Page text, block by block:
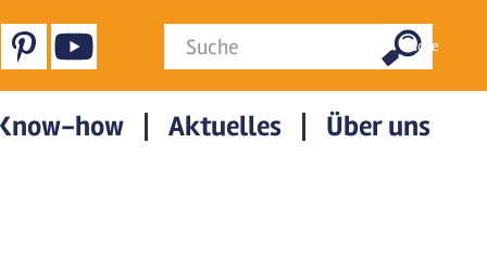
Suchformular Suche
how Aktuelles Über uns